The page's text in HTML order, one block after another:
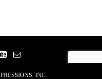
INC.